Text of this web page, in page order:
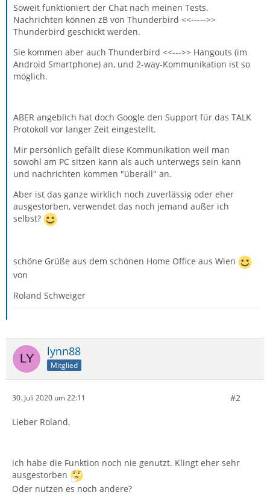
Soweit funktioniert der Chat nach meinen Tests.
Nachrichten können zB von Thunderbird <<----->>
Thunderbird geschickt werden.
Sie kommen aber auch Thunderbird <<--->> Hangouts (im
Android Smartphone) an, und 2-way-Kommunikation ist so
möglich.
ABER angeblich hat doch Google den Support für das TALK
Protokoll vor langer Zeit eingestellt.
Mir persönlich gefällt diese Kommunikation weil man
sowohl am PC sitzen kann als auch unterwegs sein kann
und nachrichten kommen "überall" an.
Aber ist das ganze wirklich noch zuverlässig oder eher
ausgestorben, verwendet das noch jemand außer ich
selbst?
schöne Grüße aus dem schönen Home Office aus Wien
von
Roland Schweiger
lynn88
Mitglied
30. Juli 2020 um 22:11 #2
Lieber Roland,
ich habe die Funktion noch nie genutzt. Klingt eher sehr
ausgestorben
Oder nutzen es noch andere?